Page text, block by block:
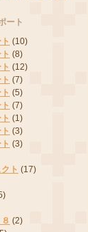
ート
(10)
(8)
(12)
(7)
(5)
(7)
(1)
(3)
(3)
ト (17)
(2)